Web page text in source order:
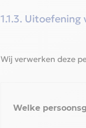
1.1.3.
Wij verwerken deze
Welke